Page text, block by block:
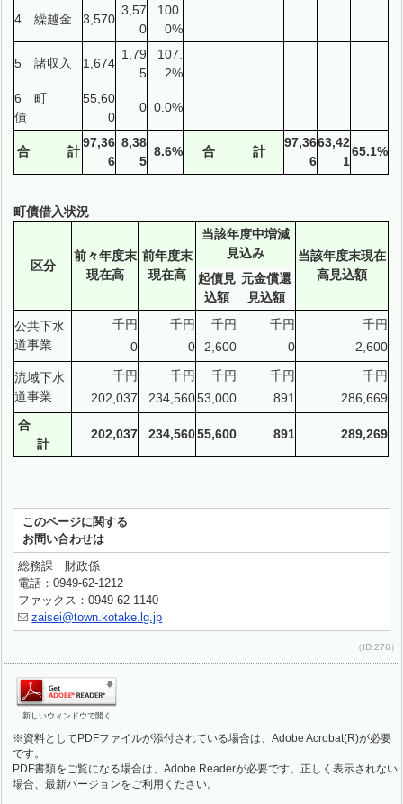
4 繰越金 3,570
3,57
0
100.
0%
5 諸収入 1,674
1,79
5
107.
2%
6 町
債
55,60
0
0 0.0%
合 計
97,36
6
8,38
5
8.6% 合 計
97,36
6
63,42
1
65.1%
町債借入状況
区分
前々年度末
現在高
前年度末
現在高
当該年度中増減
見込み
当該年度末現在
高見込額
起債見
込額
元金償還
見込額
公共下水
道事業
千円
0
千円
0
千円
2,600
千円
0
千円
2,600
流域下水
道事業
千円
202,037
千円
234,560
千円
53,000
千円
891
千円
286,669
合
計
202,037 234,56055,600 891 289,269
このページに関する
お問い合わせは
総務課 財政係
電話：0949-62-1212
ファックス：0949-62-1140
zaisei@town.kotake.lg.jp
（ID:276）
新しいウィンドウで開く
※資料としてPDFファイルが添付されている場合は、Adobe Acrobat(R)が必要
です。
PDF書類をご覧になる場合は、Adobe Readerが必要です。正しく表示されない
場合、最新バージョンをご利用ください。